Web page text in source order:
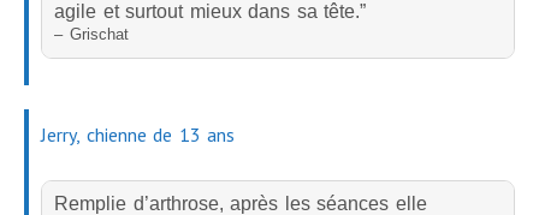
agile et surtout mieux dans sa tête.”
– Grischat
Jerry, chienne de 13 ans
Remplie d’arthrose, après les séances elle